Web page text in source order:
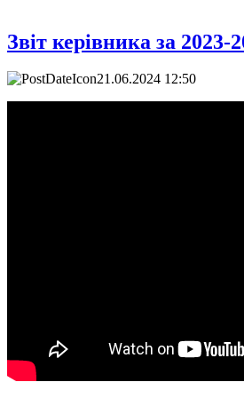
Звіт керівника за
21.06.2024 12:50